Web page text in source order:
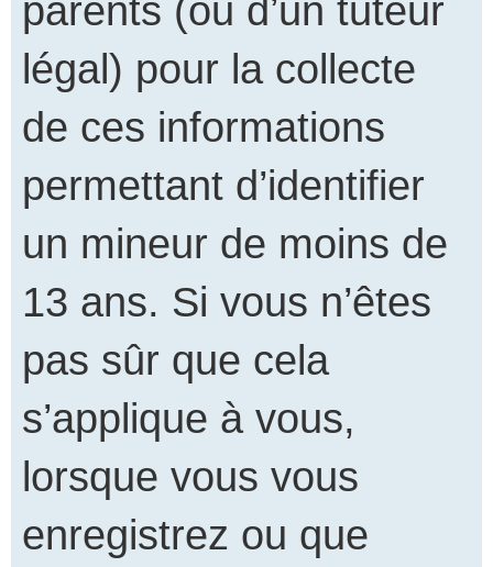
parents (ou d’un tuteur
légal) pour la collecte
de ces informations
permettant d’identifier
un mineur de moins de
13 ans. Si vous n’êtes
pas sûr que cela
s’applique à vous,
lorsque vous vous
enregistrez ou que